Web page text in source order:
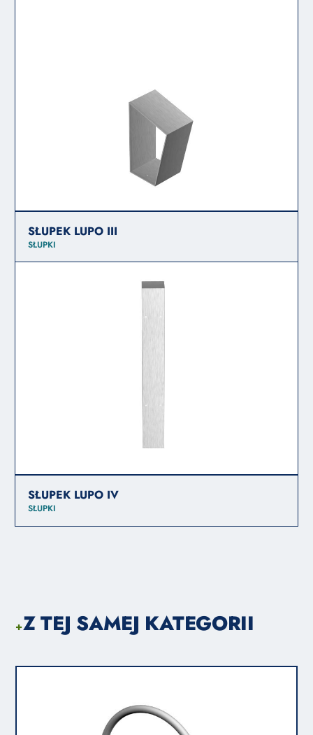
SŁUPEK LUPO III
SŁUPKI
SŁUPEK LUPO IV
SŁUPKI
+Z TEJ SAMEJ KATEGORII